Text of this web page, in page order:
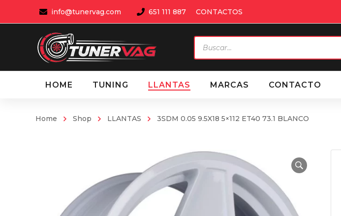
info@tunervag.com 651 111 887 CONTACTOS
de
productos
HOME TUNING LLANTAS MARCAS CONTACTO
Home Shop LLANTAS 3SDM 0.05 9.5X18 5×112 ET40 73.1 BLANCO